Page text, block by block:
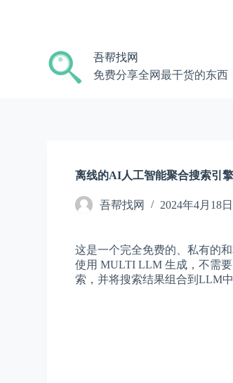
吾帮找网
免费分享全网最干货的东西
离线的AI人工智能聚合搜索引擎
吾帮找网 2024年4月18日
这是一个完全免费的、私有的
使用 MULTI LLM 生成，不需
索，并将搜索结果组合到LLM